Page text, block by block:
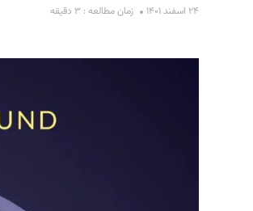
۲۴ اسفند ۱۴۰۱ زمان مطالعه : ۳ دقیقه